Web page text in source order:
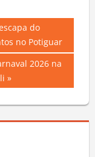
do
no Potiguar
2026 na